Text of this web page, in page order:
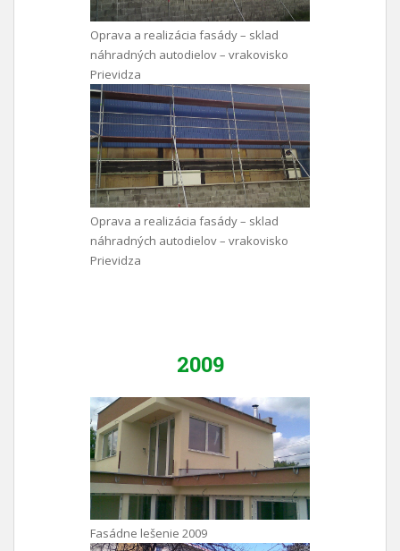
Oprava a realizácia fasády – sklad
náhradných autodielov – vrakovisko
Prievidza
Oprava a realizácia fasády – sklad
náhradných autodielov – vrakovisko
Prievidza
2009
Fasádne lešenie 2009